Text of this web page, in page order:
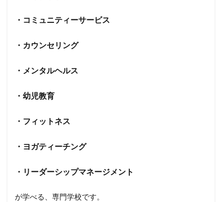
・コミュニティーサービス
・カウンセリング
・メンタルヘルス
・幼児教育
・フィットネス
・ヨガティーチング
・リーダーシップマネージメント
が学べる、専門学校です。